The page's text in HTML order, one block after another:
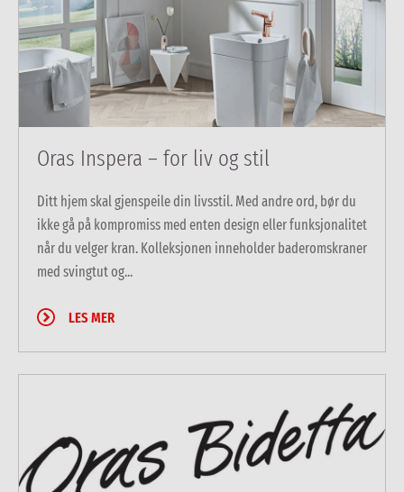
Oras Inspera – for liv og stil
Ditt hjem skal gjenspeile din livsstil. Med andre ord, bør du
ikke gå på kompromiss med enten design eller funksjonalitet
når du velger kran. Kolleksjonen inneholder baderomskraner
med svingtut og...
LES MER